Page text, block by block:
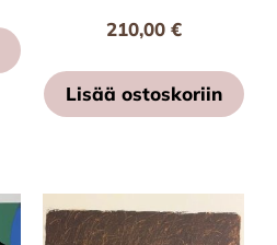
210,00 €
Lisää ostoskoriin